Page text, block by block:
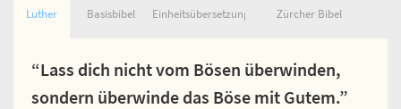
Luther Basisbibel Einheitsübersetzung Zürcher Bibel
“Lass dich nicht vom Bösen überwinden,
sondern überwinde das Böse mit Gutem.”